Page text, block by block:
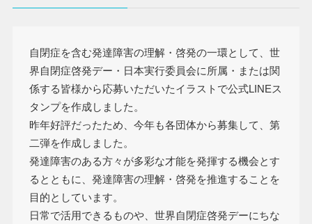
自閉症を含む発達障害の理解・啓発の一環として、世
界自閉症啓発デー・日本実行委員会に所属・または関
係する皆様から応募いただいたイラストで公式LINEス
タンプを作成しました。
昨年好評だったため、今年も各団体から募集して、第
二弾を作成しました。
発達障害のある方々が多彩な才能を発揮する機会とす
るとともに、発達障害の理解・啓発を推進することを
目的としています。
日常で活用できるものや、世界自閉症啓発デーにちな